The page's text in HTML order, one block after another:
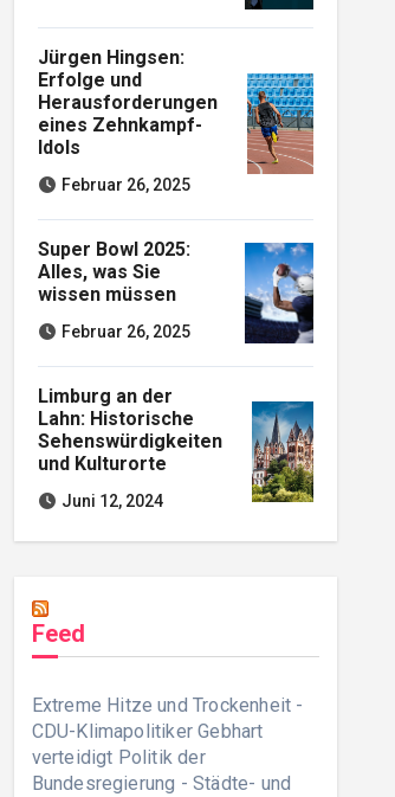
Jürgen Hingsen:
Erfolge und
Herausforderungen
eines Zehnkampf-
Idols
Februar 26, 2025
Super Bowl 2025:
Alles, was Sie
wissen müssen
Februar 26, 2025
Limburg an der
Lahn: Historische
Sehenswürdigkeiten
und Kulturorte
Juni 12, 2024
Feed
Extreme Hitze und Trockenheit -
CDU-Klimapolitiker Gebhart
verteidigt Politik der
Bundesregierung - Städte- und